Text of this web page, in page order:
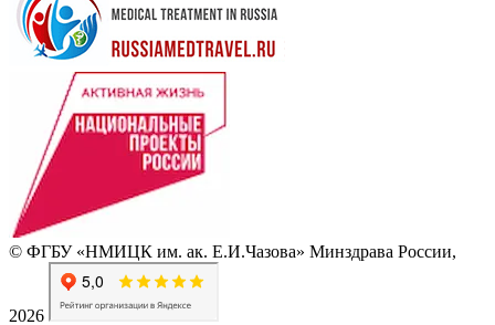
© ФГБУ «НМИЦК им. ак. Е.И.Чазова» Минздрава России,
2026